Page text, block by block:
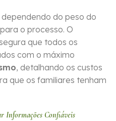
do peso do
o processo. O
que todos os
com o máximo
, detalhando os custos
que os familiares tenham
Informações Confiáveis